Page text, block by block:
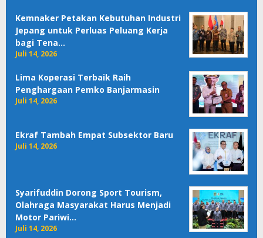
Kemnaker Petakan Kebutuhan Industri
Jepang untuk Perluas Peluang Kerja
bagi Tena…
Juli 14, 2026
Lima Koperasi Terbaik Raih
Penghargaan Pemko Banjarmasin
Juli 14, 2026
Ekraf Tambah Empat Subsektor Baru
Juli 14, 2026
Syarifuddin Dorong Sport Tourism,
Olahraga Masyarakat Harus Menjadi
Motor Pariwi…
Juli 14, 2026